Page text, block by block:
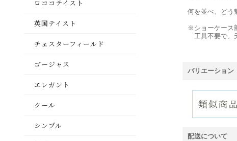
何を並べ、どう
※ショーケース
工具不要で、
バリエーション
配送について